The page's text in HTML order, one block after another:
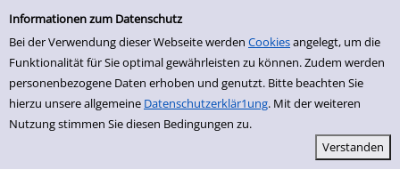
Einfache Suche
Informationen zum Datenschutz
Bei der Verwendung dieser Webseite werden Cookiesangelegt, um die
Funktionalität für Sie optimal gewährleisten zu können. Zudem werden
personenbezogene Daten erhoben und genutzt. Bitte beachten Sie
hierzu unsere allgemeine Datenschutzerklär1ung. Mit der weiteren
Nutzung stimmen Sie diesen Bedingungen zu.
zur Navigation springen
zum Inhalt springen
Zu den Suchfiltern springen
Zur Trefferliste springen